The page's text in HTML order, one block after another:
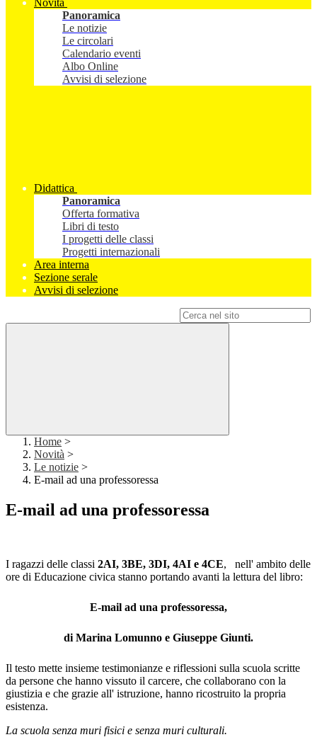
Novità
Panoramica
Le notizie
Le circolari
Calendario eventi
Albo Online
Avvisi di selezione
Didattica
Panoramica
Offerta formativa
Libri di testo
I progetti delle classi
Progetti internazionali
Area interna
Sezione serale
Avvisi di selezione
Home >
Novità >
Le notizie >
E-mail ad una professoressa
E-mail ad una professoressa
I ragazzi delle classi 2AI, 3BE, 3DI, 4AI e 4CE, nell' ambito delle
ore di Educazione civica stanno portando avanti la lettura del libro:
E-mail ad una professoressa,
di Marina Lomunno e Giuseppe Giunti.
Il testo mette insieme testimonianze e riflessioni sulla scuola scritte
da persone che hanno vissuto il carcere, che collaborano con la
giustizia e che grazie all' istruzione, hanno ricostruito la propria
esistenza.
La scuola senza muri fisici e senza muri culturali.